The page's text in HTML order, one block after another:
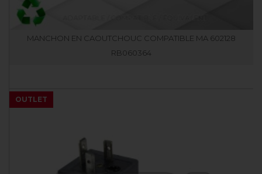
MANCHON EN CAOUTCHOUC COMPATIBLE MA 602128
RB060364
OUTLET